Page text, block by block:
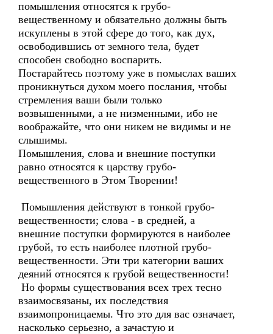
помышления относятся к грубо-
вещественному и обязательно должны быть
искуплены в этой сфере до того, как дух,
освободившись от земного тела, будет
способен свободно воспарить.
Постарайтесь поэтому уже в помыслах ваших
проникнуться духом моего послания, чтобы
стремления ваши были только
возвышенными, а не низменными, ибо не
воображайте, что они никем не видимы и не
слышимы.
Помышления, слова и внешние поступки
равно относятся к царству грубо-
вещественного в Этом Творении!
Помышления действуют в тонкой грубо-
вещественности; слова - в средней, а
внешние поступки формируются в наиболее
грубой, то есть наиболее плотной грубо-
вещественности. Эти три категории ваших
деяний относятся к грубой вещественности!
Но формы существования всех трех тесно
взаимосвязаны, их последствия
взаимопроницаемы. Что это для вас означает,
насколько серьезно, а зачастую и